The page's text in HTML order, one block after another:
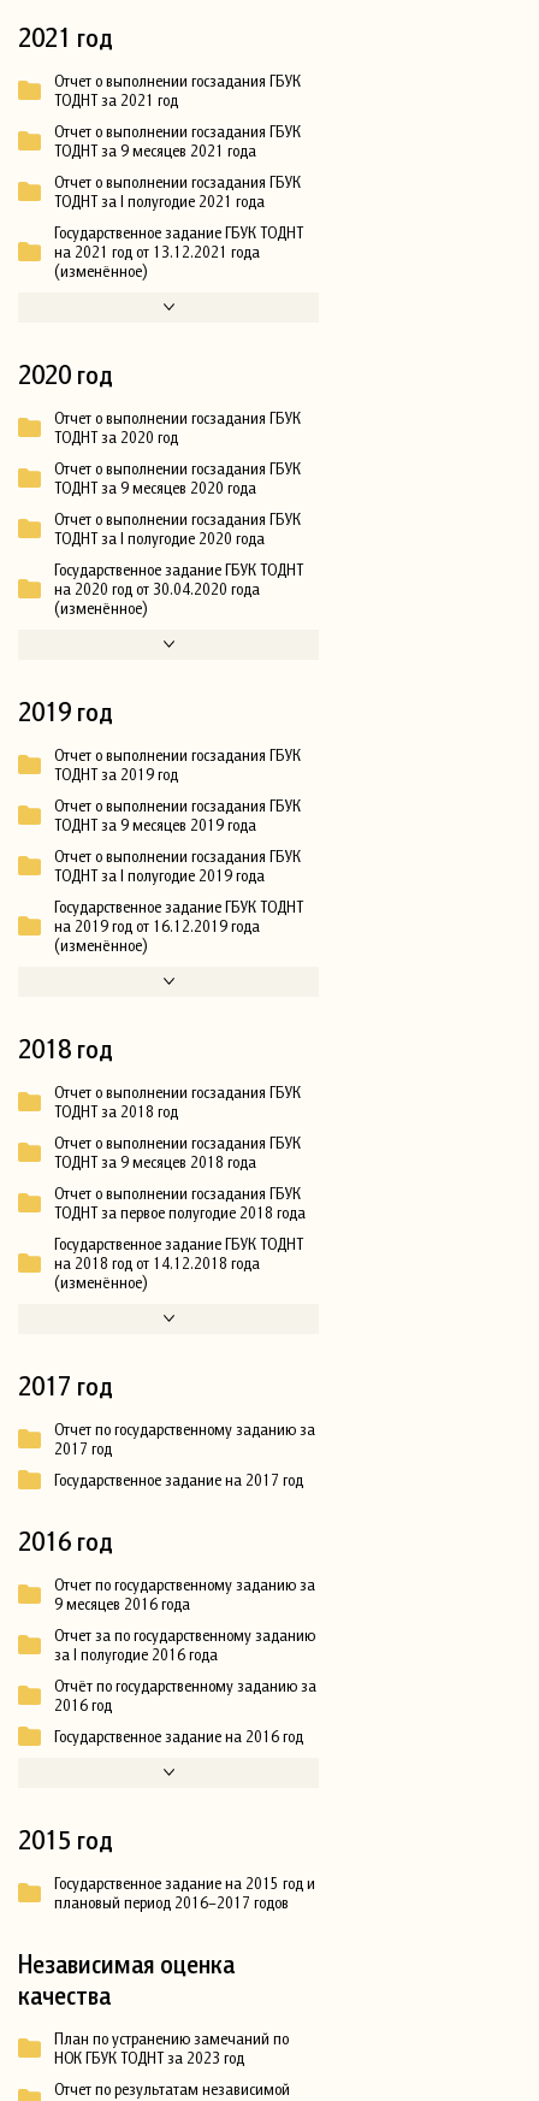
2021 год
Отчет о выполнении госзадания ГБУК
ТОДНТ за 2021 год
Отчет о выполнении госзадания ГБУК
ТОДНТ за 9 месяцев 2021 года
Отчет о выполнении госзадания ГБУК
ТОДНТ за I полугодие 2021 года
Государственное задание ГБУК ТОДНТ
на 2021 год от 13.12.2021 года
(изменённое)
2020 год
Отчет о выполнении госзадания ГБУК
ТОДНТ за 2020 год
Отчет о выполнении госзадания ГБУК
ТОДНТ за 9 месяцев 2020 года
Отчет о выполнении госзадания ГБУК
ТОДНТ за I полугодие 2020 года
Государственное задание ГБУК ТОДНТ
на 2020 год от 30.04.2020 года
(изменённое)
2019 год
Отчет о выполнении госзадания ГБУК
ТОДНТ за 2019 год
Отчет о выполнении госзадания ГБУК
ТОДНТ за 9 месяцев 2019 года
Отчет о выполнении госзадания ГБУК
ТОДНТ за I полугодие 2019 года
Государственное задание ГБУК ТОДНТ
на 2019 год от 16.12.2019 года
(изменённое)
2018 год
Отчет о выполнении госзадания ГБУК
ТОДНТ за 2018 год
Отчет о выполнении госзадания ГБУК
ТОДНТ за 9 месяцев 2018 года
Отчет о выполнении госзадания ГБУК
ТОДНТ за первое полугодие 2018 года
Государственное задание ГБУК ТОДНТ
на 2018 год от 14.12.2018 года
(изменённое)
2017 год
Отчет по государственному заданию за
2017 год
Государственное задание на 2017 год
2016 год
Отчет по государственному заданию за
9 месяцев 2016 года
Отчет за по государственному заданию
за I полугодие 2016 года
Отчёт по государственному заданию за
2016 год
Государственное задание на 2016 год
2015 год
Государственное задание на 2015 год и
плановый период 2016–2017 годов
Независимая оценка
качества
План по устранению замечаний по
НОК ГБУК ТОДНТ за 2023 год
Отчет по результатам независимой